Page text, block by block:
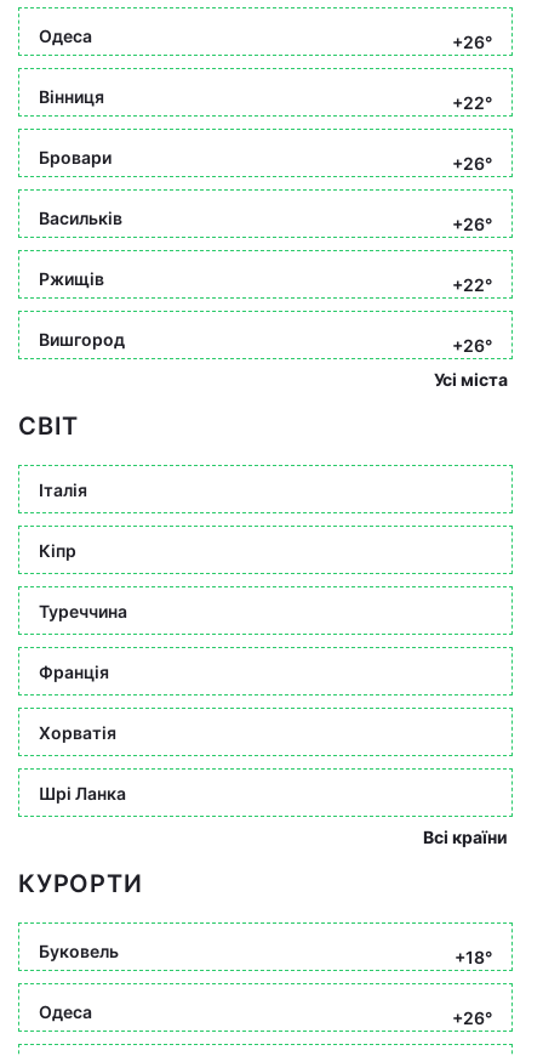
Одеса +26°
Вінниця +22°
Бровари +26°
Васильків +26°
Ржищів +22°
Вишгород
+26°
Усі міста
СВІТ
Італія
Кіпр
Туреччина
Франція
Хорватія
Шрі Ланка
Всі країни
КУРОРТИ
Буковель +18°
Одеса +26°